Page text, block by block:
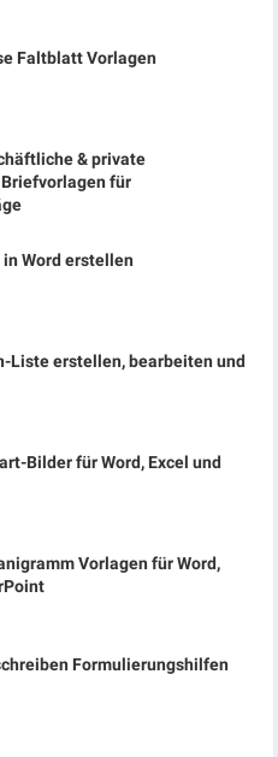
Faltblatt Vorlagen
& private
für
Word erstellen
Liste erstellen, bearbeiten und
Bilder für Word, Excel und
Vorlagen für Word,
Formulierungshilfen